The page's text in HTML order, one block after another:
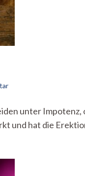
zu
Hose
statt
unter
und hat die